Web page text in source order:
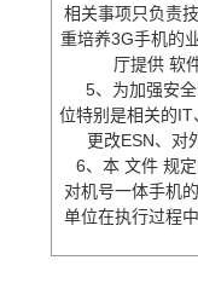
相关事项只负责
重培养3G手机的
厅提供 软
5、为加强安全
位特别是相关的IT
更改ESN、对
6、本 文件 规
对机号一体手机
单位在执行过程